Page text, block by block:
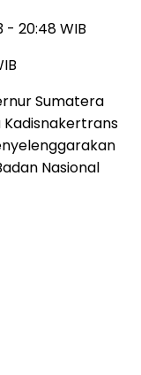
- 20:48 WIB
Sumatera
Nasional